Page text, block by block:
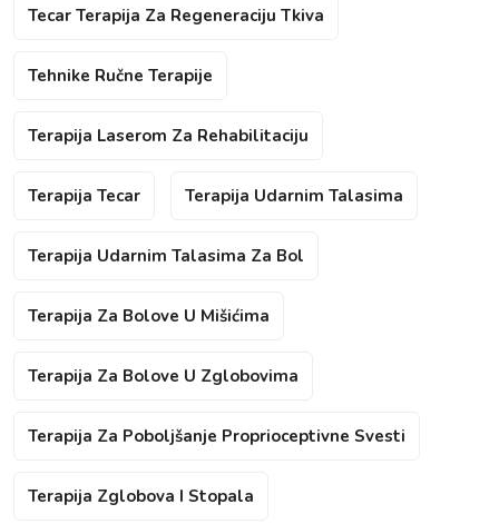
Tecar Terapija Za Regeneraciju Tkiva
Tehnike Ručne Terapije
Terapija Laserom Za Rehabilitaciju
Terapija Tecar Terapija Udarnim Talasima
Terapija Udarnim Talasima Za Bol
Terapija Za Bolove U Mišićima
Terapija Za Bolove U Zglobovima
Terapija Za Poboljšanje Proprioceptivne Svesti
Terapija Zglobova I Stopala